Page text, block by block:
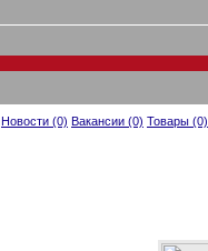
Новости (0) Вакансии (0) Товары (0)